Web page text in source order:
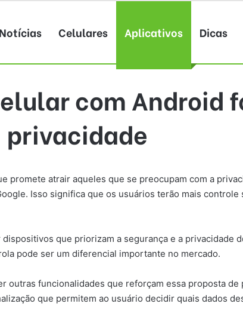
Notícias Celulares Aplicativos Dicas
com Android
privacidade
promete atrair aqueles que se preocupam com a
Isso significa que os usuários terão mais
que priorizam a segurança e a privacidade
pode ser um diferencial importante no mercado.
outras funcionalidades que reforçam essa proposta
que permitem ao usuário decidir quais dados